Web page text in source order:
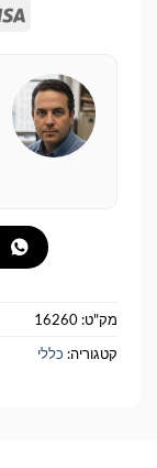
מק"ט: 16260
קטגוריה: כללי